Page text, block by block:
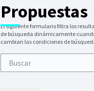
Propuestas
El siguiente formulario filtra los
de búsqueda dinámicamente
cambian las condiciones de